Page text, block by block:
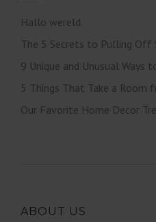
Hallo wereld.
The 5 Secrets to Pulling Off
9 Unique and Unusual Ways
5 Things That Take a Room
Our Favorite Home Decor
ABOUT US